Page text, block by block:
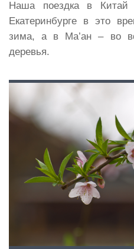
Наша поездка в Китай
Екатеринбурге в это
зима, а в Ма’ан – во
деревья.